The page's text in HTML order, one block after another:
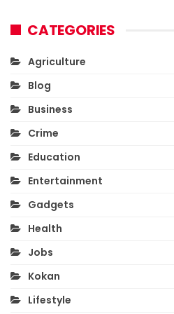
CATEGORIES
Agriculture
Blog
Business
Crime
Education
Entertainment
Gadgets
Health
Jobs
Kokan
Lifestyle